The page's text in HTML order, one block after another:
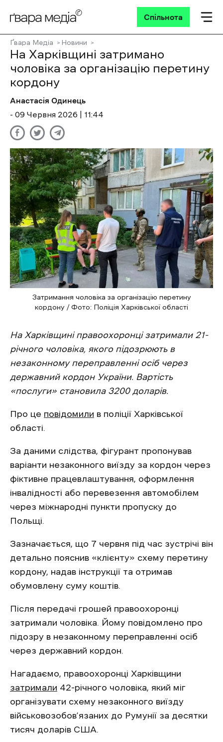
Спільнота
Ґвара Медіа Новини
На Харківщині затримано
чоловіка за організацію перетину
кордону
Анастасія Одинець
- 09 Червня 2026 | 11:44
Затримання чоловіка за організацію перетину
кордону / Фото: Поліція Харківської області
На Харківщині правоохоронці затримали 21-
річного чоловіка, якого підозрюють в
незаконному переправленні осіб через
державний кордон України. Вартість
«послуги» становила 3200 доларів.
Про це повідомили в поліції Харківської
області.
За даними слідства, фігурант пропонував
варіанти незаконного виїзду за кордон через
фіктивне працевлаштування, оформлення
інвалідності або перевезення автомобілем
через міжнародні пункти пропуску до
Польщі.
Зазначається, що 7 червня під час зустрічі він
детально пояснив «клієнту» схему перетину
кордону, надав інструкції та отримав
обумовлену суму коштів.
Після передачі грошей правоохоронці
затримали чоловіка. Йому повідомлено про
підозру в незаконному переправленні осіб
через державний кордон.
Нагадаємо, правоохоронці Харківщини
затримали 42-річного чоловіка, який міг
організувати схему незаконного виїзду
військовозобов’язаних до Румунії за десятки
тисяч доларів США.